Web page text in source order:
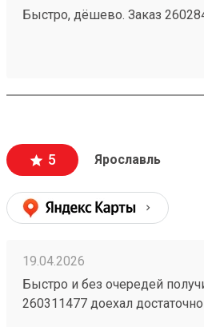
Быстро, дёшево. Заказ
5 Ярославль
19.04.2026
Быстро и без очередей
260311477 доехал